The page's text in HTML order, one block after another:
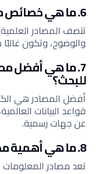
6. ما هي خصائص مصادر المعلومات؟
تتصف المصادر العلمية
والوضوح، وتكون
7. ما هي أفضل
للبحث؟
أفضل المصادر هي
قواعد البيانات
عن جهات رسمية.
8. ما هي أهمية مصادر المعلومات؟
تعد مصادر